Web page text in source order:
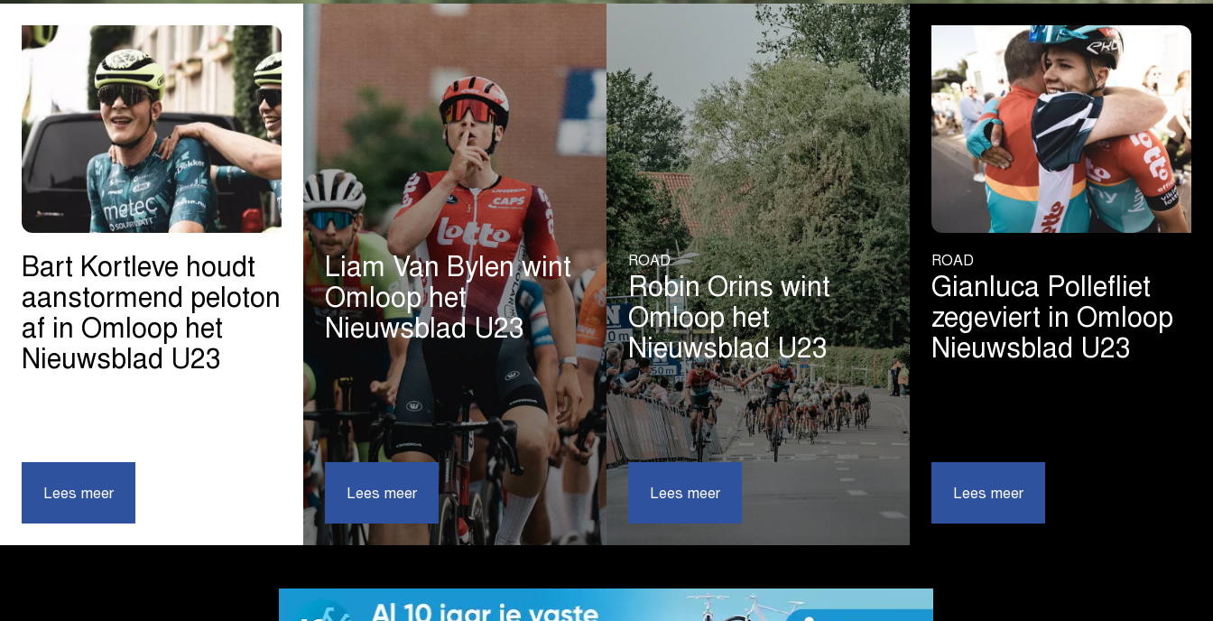
Bart Kortleve houdt
aanstormend peloton
af in Omloop het
Nieuwsblad U23
Lees meer
Liam Van Bylen wint
Omloop het
Nieuwsblad U23
Lees meer
|
Liam
Van
Bylen
Omloop
het
ROAD
Robin Orins wint
Omloop het
Nieuwsblad U23
Lees meer
het
Nieuwsblad
ROAD
Gianluca Pollefliet
zegeviert in Omloop
Nieuwsblad U23
Lees meer